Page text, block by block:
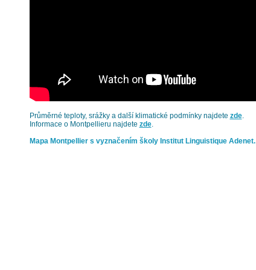
Průměrné teploty, srážky a další klimatické podmínky najdete zde.
Informace o Montpellieru najdete zde.
Mapa Montpellier s vyznačením školy Institut Linguistique Adenet.